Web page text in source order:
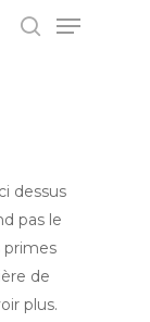
Menu
dessus
pas le
primes
de
plus.